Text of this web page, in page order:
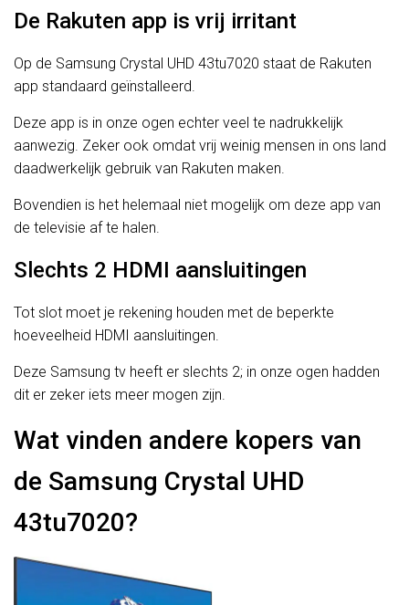
De Rakuten app is vrij irritant
Op de Samsung Crystal UHD 43tu7020 staat de Rakuten
app standaard geïnstalleerd.
Deze app is in onze ogen echter veel te nadrukkelijk
aanwezig. Zeker ook omdat vrij weinig mensen in ons land
daadwerkelijk gebruik van Rakuten maken.
Bovendien is het helemaal niet mogelijk om deze app van
de televisie af te halen.
Slechts 2 HDMI aansluitingen
Tot slot moet je rekening houden met de beperkte
hoeveelheid HDMI aansluitingen.
Deze Samsung tv heeft er slechts 2; in onze ogen hadden
dit er zeker iets meer mogen zijn.
Wat vinden andere kopers van
de Samsung Crystal UHD
43tu7020?